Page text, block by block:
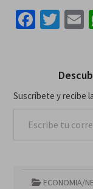
Suscríbete y recibe
ECONOMIA/